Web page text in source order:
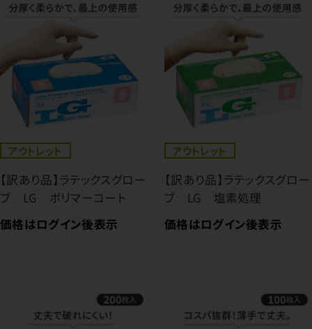
アウトレット
【訳あり品】ラテックスグロー
ブ LG ポリマーコート
価格はログイン後表示
アウトレット
【訳あり品】ラテックスグロー
ブ LG 塩素処理
価格はログイン後表示